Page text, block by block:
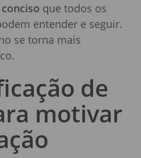
que todos os
entender e seguir.
se torna mais
de
motivar